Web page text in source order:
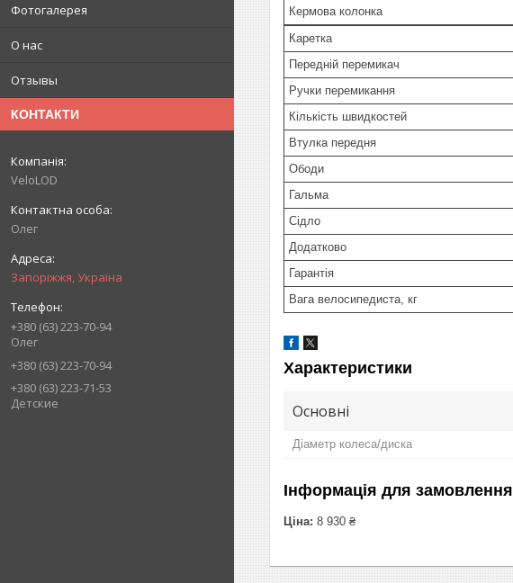
Фотогалерея
О нас
Отзывы
КОНТАКТИ
VeloLOD
Олег
Запоріжжя, Україна
+380 (63) 223-70-94
Олег
+380 (63) 223-70-94
+380 (63) 223-71-53
Детские
Кермова колонка
Каретка
Передній перемикач
Ручки перемикання
Кількість швидкостей
Втулка передня
Ободи
Гальма
Сідло
Додатково
Гарантія
Вага велосипедиста, кг
Характеристики
Основні
Діаметр колеса/диска
Інформація для замовлення
Ціна: 8 930 ₴